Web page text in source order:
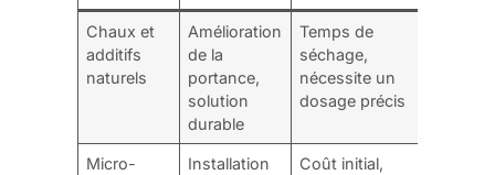
Chaux et
additifs
naturels
Amélioration
de la
portance,
solution
durable
Temps de
séchage,
nécessite un
dosage précis
Micro-
Installation
Coût initial,